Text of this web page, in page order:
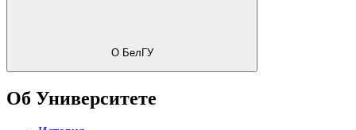
О БелГУ
Об Университете